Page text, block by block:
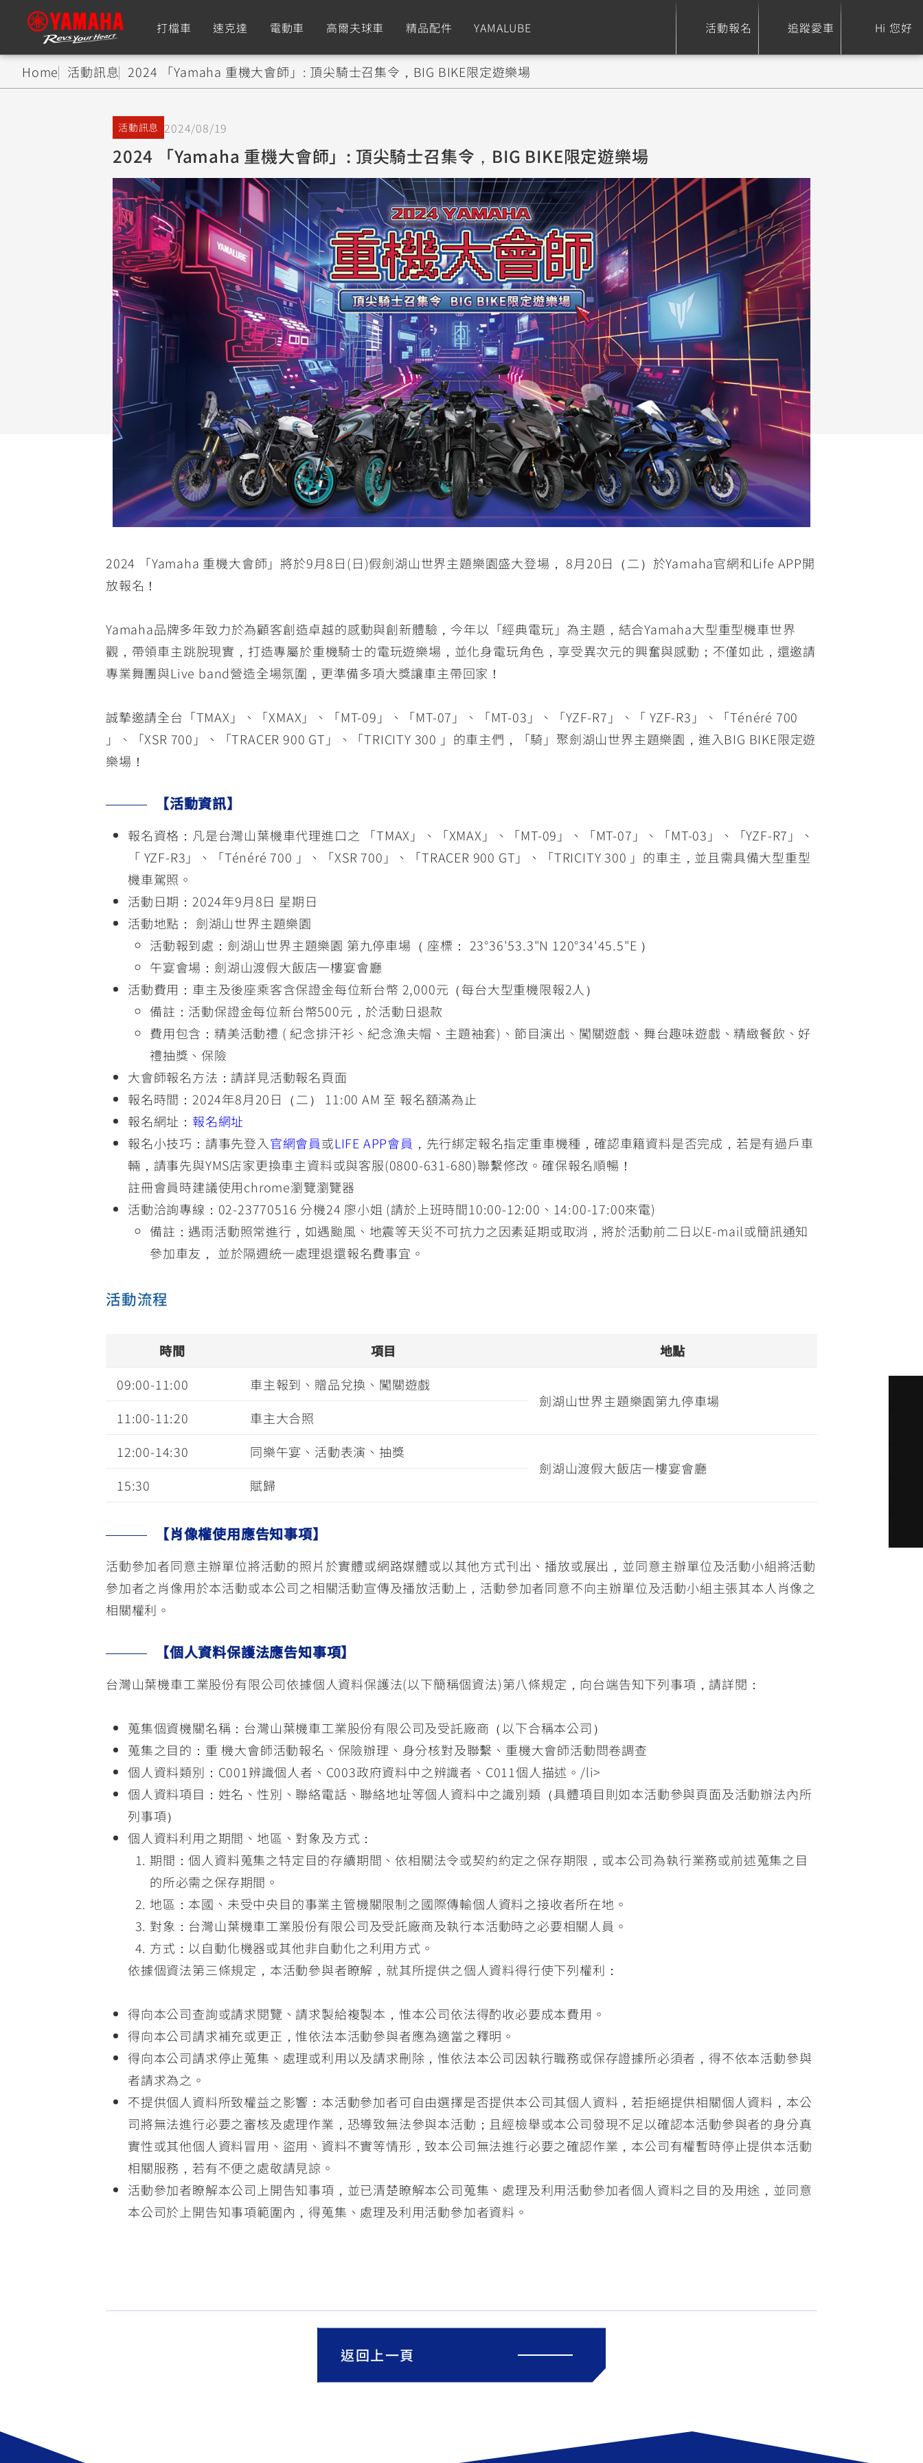
打檔車 速克達 電動車 高爾夫球車 精品配件 YAMALUBE 活動報名 追蹤愛車 Hi 您好
依風格 依排氣量
Super Sport
YZF-R9
YZF-R7
550+
YZF-R3
251~549
YZF-R15
150
MT-09 Y-AMT
550+
MT-09
550+
MT-07 Y-AMT
550+
MT-07
550+
MT-03
251~549
MT-15
150
550+
XSR 155
150
FZ-X
150
依風格 依排氣量
Premium
TMAX
XMAX
251~549
150
150
CYGNUS XR
150
CYGNUS X
125
FORCE 2.0
150
RS NEO
125
Limi
125
Vinoora
125
BW'S
125
PW50
50
125
JOG
125
追蹤愛車
我的愛車 瀏覽紀錄
Home 活動訊息 2024 「Yamaha 重機大會師」: 頂尖騎士召集令，BIG BIKE限定遊樂場
活動訊息 2024/08/19
2024 「Yamaha 重機大會師」: 頂尖騎士召集令，BIG BIKE限定遊樂場
2024 「Yamaha 重機大會師」將於9月8日(日)假劍湖山世界主題樂園盛大登場， 8月20日（二）於Yamaha官網和Life APP開
放報名！
Yamaha品牌多年致力於為顧客創造卓越的感動與創新體驗，今年以「經典電玩」為主題，結合Yamaha大型重型機車世界
觀，帶領車主跳脫現實，打造專屬於重機騎士的電玩遊樂場，並化身電玩角色，享受異次元的興奮與感動；不僅如此，還邀請
專業舞團與Live band營造全場氛圍，更準備多項大獎讓車主帶回家！
誠摯邀請全台「TMAX」、「XMAX」、「MT-09」、「MT-07」、「MT-03」、「YZF-R7」、「 YZF-R3」、「Ténéré 700
」、「XSR 700」、「TRACER 900 GT」、「TRICITY 300 」的車主們，「騎」聚劍湖山世界主題樂園，進入BIG BIKE限定遊
樂場！
【活動資訊】
報名資格：凡是台灣山葉機車代理進口之 「TMAX」、「XMAX」、「MT-09」、「MT-07」、「MT-03」、「YZF-R7」、
「 YZF-R3」、「Ténéré 700 」、「XSR 700」、「TRACER 900 GT」、「TRICITY 300 」的車主，並且需具備大型重型
機車駕照。
活動日期：2024年9月8日 星期日
活動地點： 劍湖山世界主題樂園
活動報到處：劍湖山世界主題樂園 第九停車場（ 座標： 23°36'53.3"N 120°34'45.5"E ）
午宴會場：劍湖山渡假大飯店一樓宴會廳
活動費用：車主及後座乘客含保證金每位新台幣 2,000元（每台大型重機限報2人）
備註：活動保證金每位新台幣500元，於活動日退款
費用包含：精美活動禮 ( 紀念排汗衫、紀念漁夫帽、主題袖套)、節目演出、闖關遊戲、舞台趣味遊戲、精緻餐飲、好
禮抽獎、保險
大會師報名方法：請詳見活動報名頁面
報名時間：2024年8月20日（二） 11:00 AM 至 報名額滿為止
報名網址： 報名網址
報名小技巧：請事先登入官網會員或LIFE APP會員 ，先行綁定報名指定重車機種，確認車籍資料是否完成，若是有過戶車
輛，請事先與YMS店家更換車主資料或與客服(0800-631-680)聯繫修改。確保報名順暢！
註冊會員時建議使用chrome瀏覽瀏覽器
活動洽詢專線：02-23770516 分機24 廖小姐 (請於上班時間10:00-12:00、14:00-17:00來電)
備註：遇雨活動照常進行，如遇颱風、地震等天災不可抗力之因素延期或取消，將於活動前二日以E-mail或簡訊通知
參加車友， 並於隔週統一處理退還報名費事宜。
活動流程
時間 項目
地點
09:00-11:00
車主報到、贈品兌換、闖關遊戲
劍湖山世界主題樂園第九停車場
11:00-11:20
車主大合照
12:00-14:30
同樂午宴、活動表演、抽獎
劍湖山渡假大飯店一樓宴會廳
15:30
賦歸
【肖像權使用應告知事項】
活動參加者同意主辦單位將活動的照片於實體或網路媒體或以其他方式刊出、播放或展出，並同意主辦單位及活動小組將活動
參加者之肖像用於本活動或本公司之相關活動宣傳及播放活動上，活動參加者同意不向主辦單位及活動小組主張其本人肖像之
相關權利。
【個人資料保護法應告知事項】
台灣山葉機車工業股份有限公司依據個人資料保護法(以下簡稱個資法)第八條規定，向台端告知下列事項，請詳閱：
蒐集個資機關名稱：台灣山葉機車工業股份有限公司及受託廠商（以下合稱本公司）
蒐集之目的：重 機大會師活動報名、保險辦理、身分核對及聯繫、重機大會師活動問卷調查
個人資料類別：C001辨識個人者、C003政府資料中之辨識者、C011個人描述。/li>
個人資料項目：姓名、性別、聯絡電話、聯絡地址等個人資料中之識別類（具體項目則如本活動參與頁面及活動辦法內所
列事項）
個人資料利用之期間、地區、對象及方式：
期間：個人資料蒐集之特定目的存續期間、依相關法令或契約約定之保存期限，或本公司為執行業務或前述蒐集之目
的所必需之保存期間。
地區：本國、未受中央目的事業主管機關限制之國際傳輸個人資料之接收者所在地。
對象：台灣山葉機車工業股份有限公司及受託廠商及執行本活動時之必要相關人員。
方式：以自動化機器或其他非自動化之利用方式。
依據個資法第三條規定，本活動參與者瞭解，就其所提供之個人資料得行使下列權利：
得向本公司查詢或請求閱覽、請求製給複製本，惟本公司依法得酌收必要成本費用。
得向本公司請求補充或更正，惟依法本活動參與者應為適當之釋明。
得向本公司請求停止蒐集、處理或利用以及請求刪除，惟依法本公司因執行職務或保存證據所必須者，得不依本活動參與
者請求為之。
不提供個人資料所致權益之影響：本活動參加者可自由選擇是否提供本公司其個人資料，若拒絕提供相關個人資料，本公
司將無法進行必要之審核及處理作業，恐導致無法參與本活動；且經檢舉或本公司發現不足以確認本活動參與者的身分真
實性或其他個人資料冒用、盜用、資料不實等情形，致本公司無法進行必要之確認作業，本公司有權暫時停止提供本活動
相關服務，若有不便之處敬請見諒。
活動參加者瞭解本公司上開告知事項，並已清楚瞭解本公司蒐集、處理及利用活動參加者個人資料之目的及用途，並同意
本公司於上開告知事項範圍內，得蒐集、處理及利用活動參加者資料。
返回上一頁